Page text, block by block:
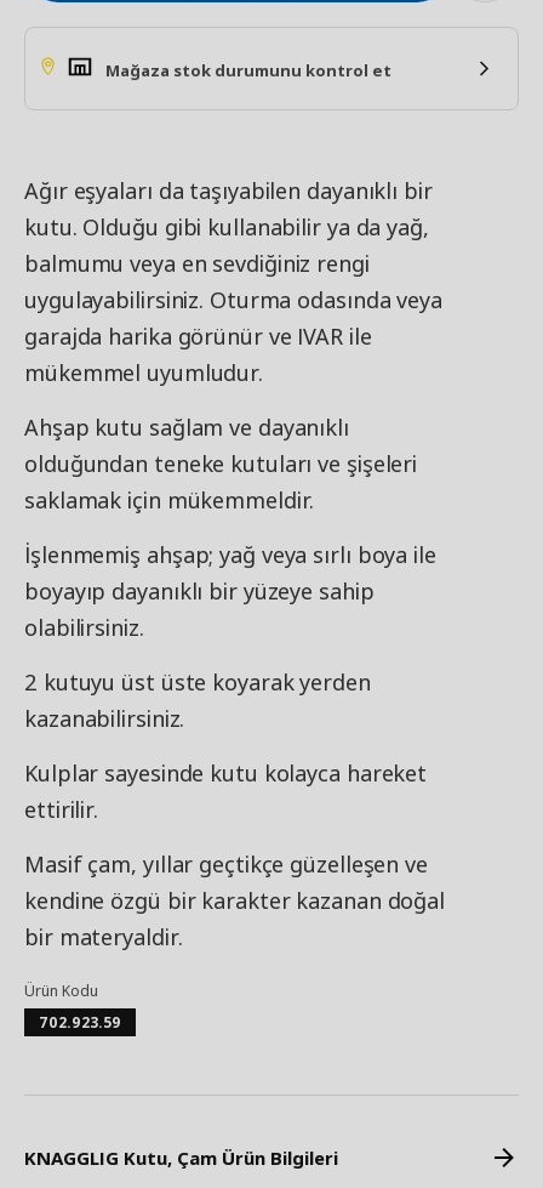
Mağaza stok durumunu kontrol et
Ağır eşyaları da taşıyabilen dayanıklı bir
kutu. Olduğu gibi kullanabilir ya da yağ,
balmumu veya en sevdiğiniz rengi
uygulayabilirsiniz. Oturma odasında veya
garajda harika görünür ve IVAR ile
mükemmel uyumludur.
Ahşap kutu sağlam ve dayanıklı
olduğundan teneke kutuları ve şişeleri
saklamak için mükemmeldir.
İşlenmemiş ahşap; yağ veya sırlı boya ile
boyayıp dayanıklı bir yüzeye sahip
olabilirsiniz.
2 kutuyu üst üste koyarak yerden
kazanabilirsiniz.
Kulplar sayesinde kutu kolayca hareket
ettirilir.
Masif çam, yıllar geçtikçe güzelleşen ve
kendine özgü bir karakter kazanan doğal
bir materyaldir.
Ürün Kodu
702.923.59
KNAGGLIG Kutu, Çam Ürün Bilgileri